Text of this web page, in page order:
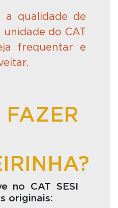
a qualidade de
unidade do CAT
frequentar e
no CAT SESI
originais: